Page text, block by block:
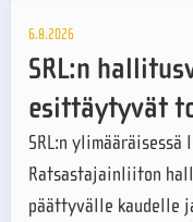
6.8.2026
SRL:n
esittäytyvät
SRL:n
Ratsastajainliiton
päättyvälle kaudelle